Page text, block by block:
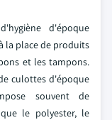
d'époque
la place de produits
et les tampons.
culottes d'époque
souvent de
le polyester, le